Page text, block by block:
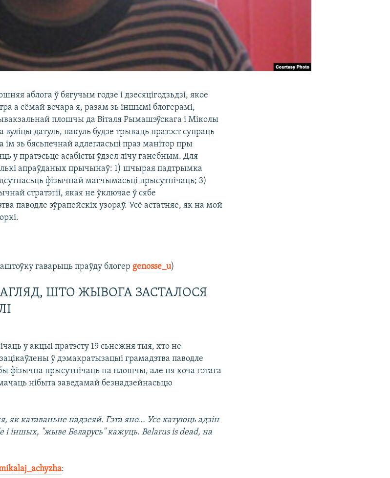
аблога ў бягучым годзе і дзесяцігодзьдзі, якое
а сёмай вечара я, разам зь іншымі блогерамі,
плошчы да Віталя Рымашэўскага і Міколы
вуліцы датуль, пакуль будзе трываць пратэст супраць
ім зь бясьпечнай адлегласьці праз манітор пры
у пратэсьце асабісты ўдзел лічу ганебным. Для
апраўданых прычынаў: 1) шчырая падтрымка
фізычнай магчымасьці прысутнічаць; 3)
стратэгіі, якая не ўключае ў сябе
паводле эўрапейскіх узораў. Усё астатняе, як на мой
гаварыць праўду блогер genosse_u)
ШТО ЖЫВОГА ЗАСТАЛОСЯ
у акцыі пратэсту 19 сьнежня тыя, хто не
ў дэмакратызацыі грамадзтва паводле
фізычна прысутнічаць на плошчы, але ня хоча гэтага
нібыта заведамай безнадзейнасьцю
як катаваньне надзеяй. Гэта яно... Усе катуюць адзін
і іншых, "жыве Беларусь" кажуць. Belarus is dead, на
: